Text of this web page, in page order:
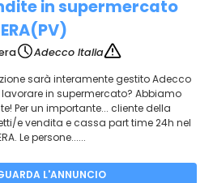
in supermercato
Adecco Italia
sarà interamente gestito Adecco
in supermercato? Abbiamo
Per un importante... cliente della
e vendita e cassa part time 24h nel
Le persone......
L'ANNUNCIO